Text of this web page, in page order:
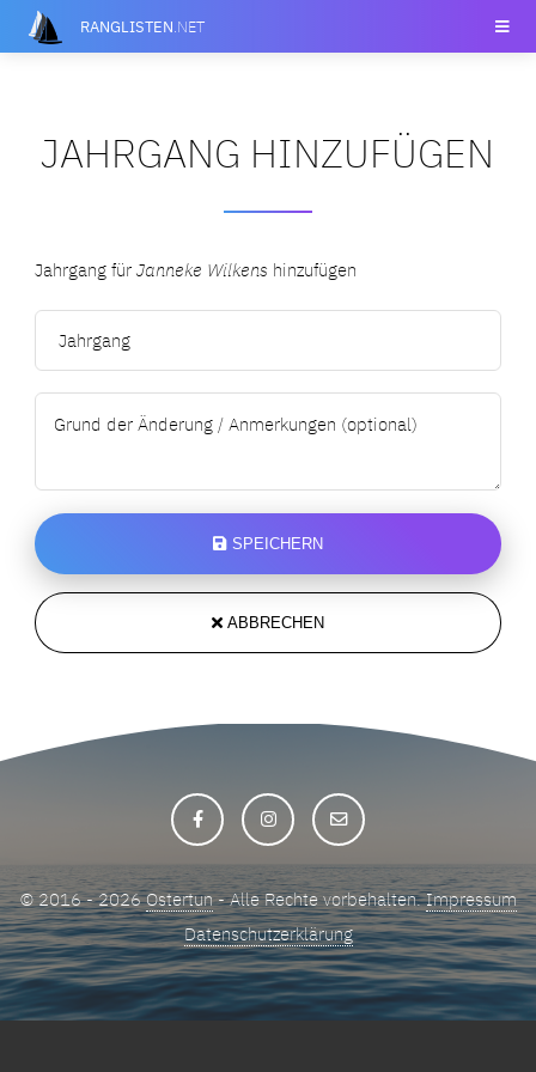
RANGLISTEN.NET
JAHRGANG HINZUFÜGEN
Jahrgang fürJanneke Wilkens hinzufügen
SPEICHERN
ABBRECHEN
© 2016 - 2026Ostertun- Alle Rechte vorbehalten.Impressum
Datenschutzerklärung